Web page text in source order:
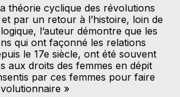
théorie cyclique des révolutions
par un retour à l’histoire, loin de
l’auteur démontre que les
qui ont façonné les relations
le 17e siècle, ont été souvent
aux droits des femmes en dépit
par ces femmes pour faire
»